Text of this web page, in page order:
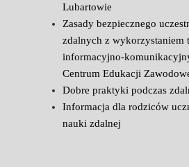
Lubartowie
Zasady bezpiecznego
zdalnych z wykorzystaniem
informacyjno-
Centrum Edukacji
Dobre praktyki podczas
Informacja dla rodziców
nauki zdalnej